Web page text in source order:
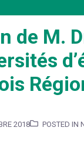
de M.
2018 POSTED IN